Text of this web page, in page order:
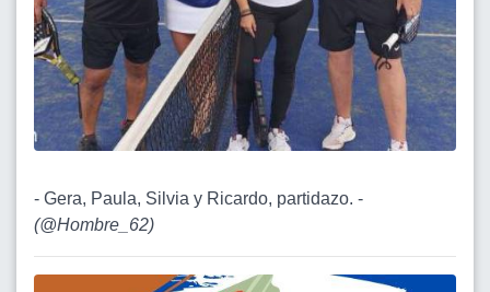
- Gera, Paula, Silvia y Ricardo, partidazo. -
(@Hombre_62)